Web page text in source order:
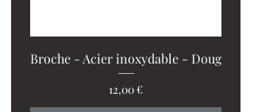
Broche - Acier inoxydable - Doug
Prix
12,00 €